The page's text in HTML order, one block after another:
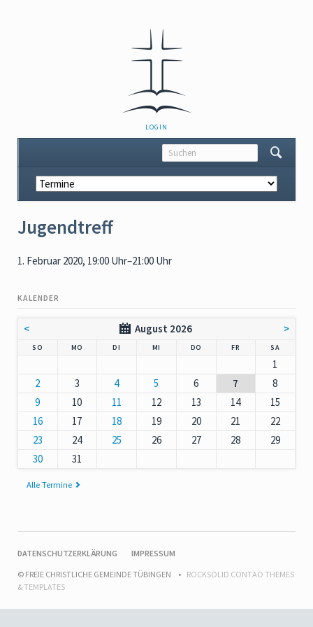
NAVIGATION
ÜBERSPRINGEN
LOGIN
Navigation
überspringen
Jugendtreff
1. Februar 2020, 19:00 Uhr–21:00 Uhr
KALENDER
< August 2026 >
SO MO DI MI DO NNERSTAG
FR SAMSTAG
1
2
3 4 5 6 7
8
9
10 11 12 13 14
15
16
17 18 19 20 21
22
23
24 25 26 27 28
29
30
31
Alle Termine
NAVIGATION
DATENSCHUTZERKLÄRUNG
IMPRESSUM
© FREIE CHRISTLICHE GEMEINDE TÜBINGEN
ROCKSOLID CONTAO THEMES
& TEMPLATES